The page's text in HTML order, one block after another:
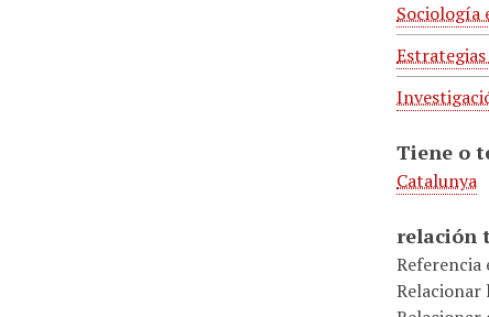
Sociología
Tiene o
Catalunya
relación
Referencia
Relacionar